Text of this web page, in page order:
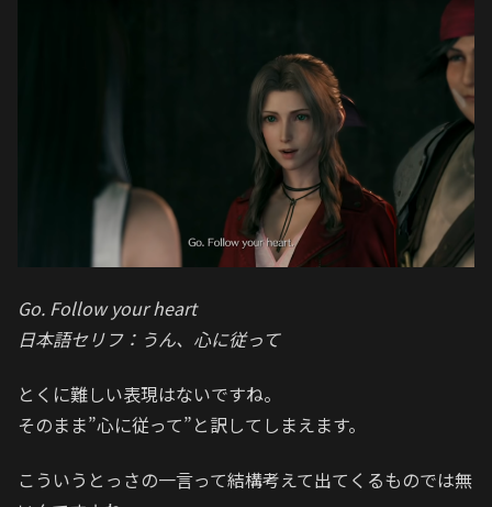
Go. Follow your heart
日本語セリフ：うん、心に従って
とくに難しい表現はないですね。
そのまま”心に従って”と訳してしまえます。
こういうとっさの一言って結構考えて出てくるものでは無